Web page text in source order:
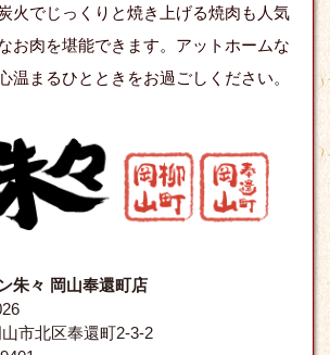
火でじっくりと焼き上げる焼肉も人気
お肉を堪能できます。アットホームな
温まるひとときをお過ごしください。
朱々 岡山奉還町店
市北区奉還町2-3-2